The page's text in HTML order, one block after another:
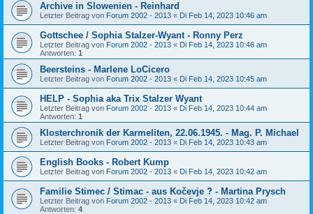
Archive in Slowenien - Reinhard
Letzter Beitrag von Forum 2002 - 2013 « Di Feb 14, 2023 10:46 am
Gottschee / Sophia Stalzer-Wyant - Ronny Perz
Letzter Beitrag von Forum 2002 - 2013 « Di Feb 14, 2023 10:46 am
Antworten: 1
Beersteins - Marlene LoCicero
Letzter Beitrag von Forum 2002 - 2013 « Di Feb 14, 2023 10:45 am
HELP - Sophia aka Trix Stalzer Wyant
Letzter Beitrag von Forum 2002 - 2013 « Di Feb 14, 2023 10:44 am
Antworten: 1
Klosterchronik der Karmeliten, 22.06.1945. - Mag. P. Michael
Letzter Beitrag von Forum 2002 - 2013 « Di Feb 14, 2023 10:43 am
English Books - Robert Kump
Letzter Beitrag von Forum 2002 - 2013 « Di Feb 14, 2023 10:42 am
Familie Stimec / Stimac - aus Kočevje ? - Martina Prysch
Letzter Beitrag von Forum 2002 - 2013 « Di Feb 14, 2023 10:42 am
Antworten: 4